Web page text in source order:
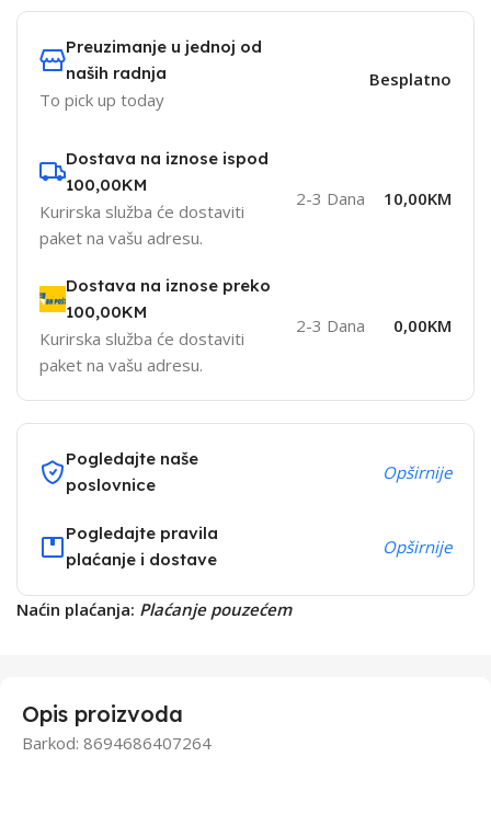
Preuzimanje u jednoj od
naših radnja
To pick up today
Besplatno
Dostava na iznose ispod
100,00KM
Kurirska služba će dostaviti
paket na vašu adresu.
2-3 Dana 10,00KM
Dostava na iznose preko
100,00KM
Kurirska služba će dostaviti
paket na vašu adresu.
2-3 Dana 0,00KM
Pogledajte naše
poslovnice
Opširnije
Pogledajte pravila
plaćanje i dostave
Opširnije
Naćin plaćanja: Plaćanje pouzećem
Opis proizvoda
Barkod: 8694686407264